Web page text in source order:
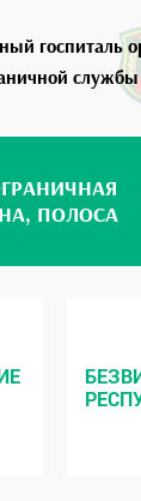
госпиталь
службы
ПОЛОСА